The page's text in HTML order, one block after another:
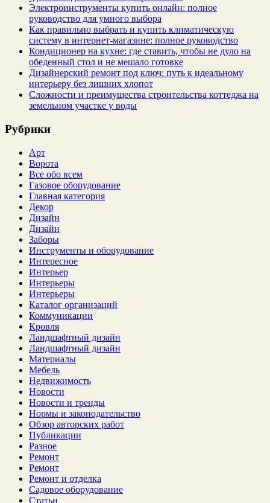
Электроинструменты купить онлайн: полное
руководство для умного выбора
Как правильно выбрать и купить климатическую
систему в интернет‑магазине: полное руководство
Кондиционер на кухне: где ставить, чтобы не дуло на
обеденный стол и не мешало готовке
Дизайнерский ремонт под ключ: путь к идеальному
интерьеру без лишних хлопот
Сложности и преимущества строительства коттеджа на
земельном участке у воды
Рубрики
Арт
Ворота
Все обо всем
Газовое оборудование
Главная категория
Декор
Дизайн
Дизайн
Заборы
Инструменты и оборудование
Интересное
Интерьер
Интерьеры
Интерьеры
Каталог организаций
Коммуникации
Кровля
Ландшафтный дизайн
Ландшафтный дизайн
Материалы
Мебель
Недвижимость
Новости
Новости и тренды
Нормы и законодательство
Обзор авторских работ
Публикации
Разное
Ремонт
Ремонт
Ремонт и отделка
Садовое оборудование
Статьи